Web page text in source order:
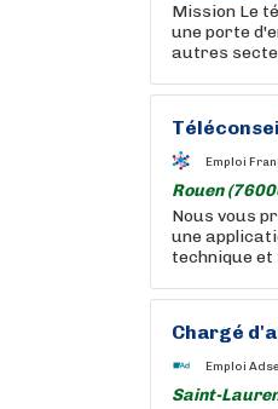
Mission Le
une porte
autres
Emploi
Rouen
Nous vous
une
technique et
Chargé
Emploi
Saint-